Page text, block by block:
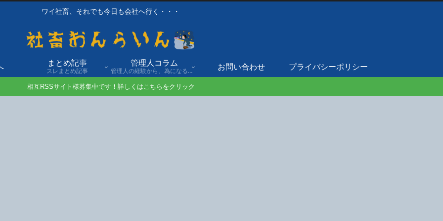
ワイ社畜、それでも今日も会社へ行く・・・
まとめ記事
スレまとめ記事
管理人コラム
管理人の経験から、為になる話や自身の経験談を発信。
お問い合わせ プライバシーポリシー
相互RSSサイト様募集中です！詳しくはこちらをクリック